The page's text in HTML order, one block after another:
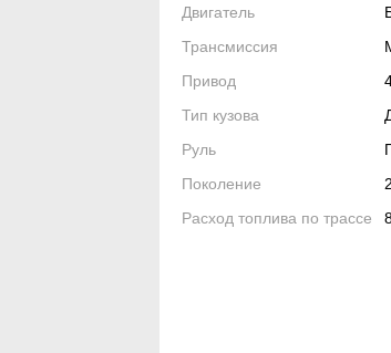
Двигатель
Трансмиссия
Привод
Тип кузова
Руль
Поколение
Расход топлива по трассе